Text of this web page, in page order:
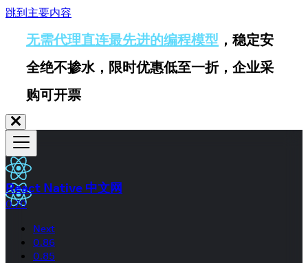
跳到主要内容
无需代理直连最先进的编程模型 ，稳定安
全绝不掺水，限时优惠低至一折，企业采
购可开票
React Native 中文网
0.70
Next
0.86
0.85